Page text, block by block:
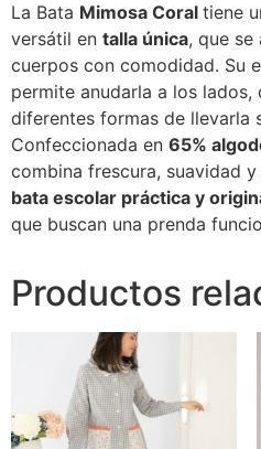
La Bata Mimosa Coral tiene
versátil en talla única, que
cuerpos con comodidad. Su
permite anudarla a los
diferentes formas de llevarla
Confeccionada en 65%
combina frescura, suavidad
bata escolar práctica y
que buscan una prenda
Productos